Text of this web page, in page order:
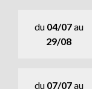
du 04/07au
29/08
du 07/07au